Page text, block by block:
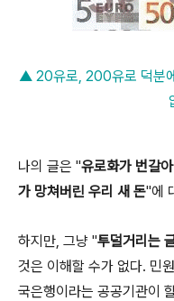
▲ 20유로, 200유로 덕분
나의 글은 "유로화가 번갈
가 망쳐버린 우리 새 돈"에
하지만, 그냥 "투덜거리는
것은 이해할 수가 없다. 민
국은행이라는 공공기관이